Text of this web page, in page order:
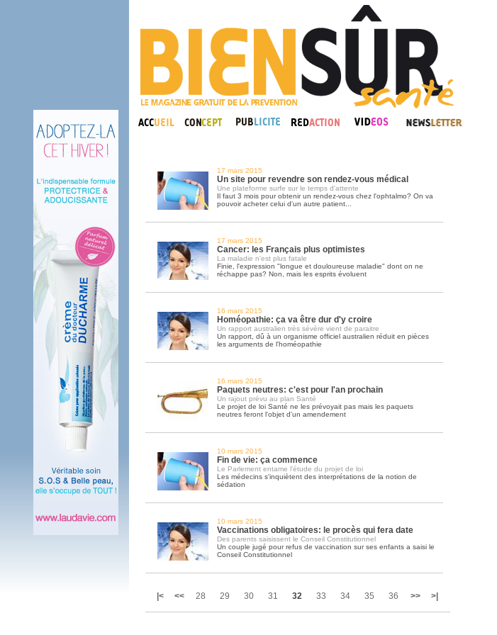
17 mars 2015
Un site pour revendre son rendez-vous médical
Une plateforme surfe sur le temps d'attente
Il faut 3 mois pour obtenir un rendez-vous chez l'ophtalmo? On va
pouvoir acheter celui d'un autre patient...
17 mars 2015
Cancer: les Français plus optimistes
La maladie n'est plus fatale
Finie, l'expression "longue et douloureuse maladie" dont on ne
réchappe pas? Non, mais les esprits évoluent
16 mars 2015
Homéopathie: ça va être dur d'y croire
Un rapport australien très sévère vient de paraitre
Un rapport, dû à un organisme officiel australien réduit en pièces
les arguments de l'homéopathie
16 mars 2015
Paquets neutres: c'est pour l'an prochain
Un rajout prévu au plan Santé
Le projet de loi Santé ne les prévoyait pas mais les paquets
neutres feront l'objet d'un amendement
10 mars 2015
Fin de vie: ça commence
Le Parlement entame l'étude du projet de loi
Les médecins s'inquiètent des interprétations de la notion de
sédation
10 mars 2015
Vaccinations obligatoires: le procès qui fera date
Des parents saisissent le Conseil Constitutionnel
Un couple jugé pour refus de vaccination sur ses enfants a saisi le
Conseil Constitutionnel
|< << 28 29 30 31 32 33 34 35 36 >> >|